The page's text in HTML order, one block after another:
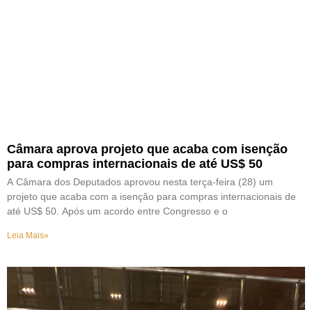
Câmara aprova projeto que acaba com isenção
para compras internacionais de até US$ 50
A Câmara dos Deputados aprovou nesta terça-feira (28) um
projeto que acaba com a isenção para compras internacionais de
até US$ 50. Após um acordo entre Congresso e o
Leia Mais»